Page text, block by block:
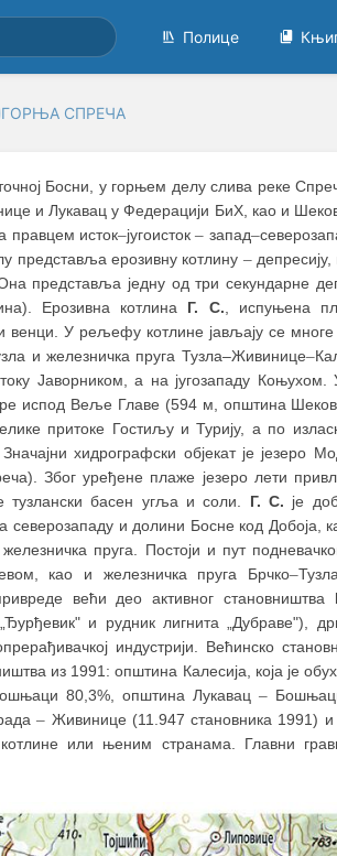
Полице
ГОРЊА СПРЕЧА
Босни, у горњем делу слива реке
и Лукавац у Федерацији БиХ, као и
правцем исток–југоисток– запад–
представља ерозивну котлину –
представља једну од три секундарне
Ерозивна котлина Г. С., испуњена
венци. У рељефу котлине јављају се
и железничка пруга Тузла–Живинице–
Јаворником, а на југозападу Коњухом.
испод Веље Главе (594 м, општина
притоке Гостиљу и Турију, а по
хидрографски објекат је језеро
Због уређене плаже језеро лети
басен угља и соли. Г. С. је
северозападу и долини Босне код Добоја,
пруга. Постоји и пут
као и железничка пруга Брчко–
већи део активног становништва
и рудник лигнита „Дубраве"),
индустрији. Већинско
из 1991: општина Калесија, која је
80,3%, општина Лукавац –
– Живинице (11.947 становника 1991) и
или њеним странама. Главни